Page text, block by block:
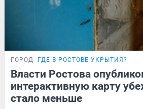
ГОРОД ГДЕ В РОСТОВЕ УКРЫТИЯ?
Власти Ростова
интерактивную карту
стало меньше